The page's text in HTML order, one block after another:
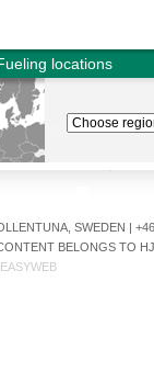
locations
SWEDEN |
BELONGS TO
EASYWEB